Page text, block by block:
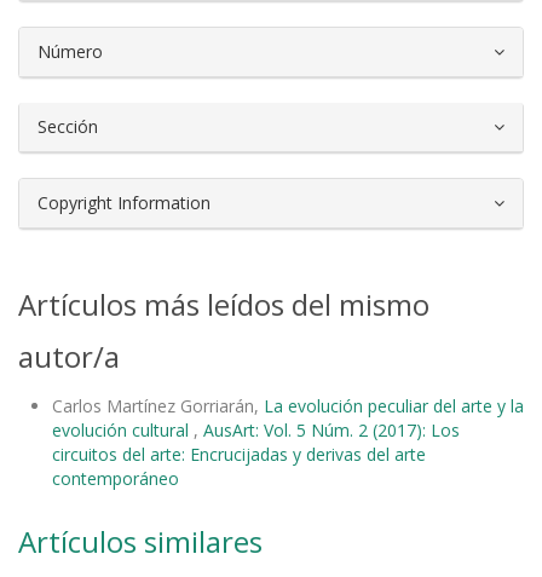
Número
Sección
Copyright Information
Artículos más leídos del mismo
autor/a
Carlos Martínez Gorriarán, La evolución peculiar del arte y la
evolución cultural , AusArt: Vol. 5 Núm. 2 (2017): Los
circuitos del arte: Encrucijadas y derivas del arte
contemporáneo
Artículos similares